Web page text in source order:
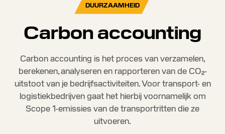
DUURZAAMHEID
Carbon accounting
Carbon accounting is het proces van verzamelen,
berekenen, analyseren en rapporteren van de CO₂-
uitstoot van je bedrijfsactiviteiten. Voor transport- en
logistiekbedrijven gaat het hierbij voornamelijk om
Scope 1-emissies van de transportritten die ze
uitvoeren.